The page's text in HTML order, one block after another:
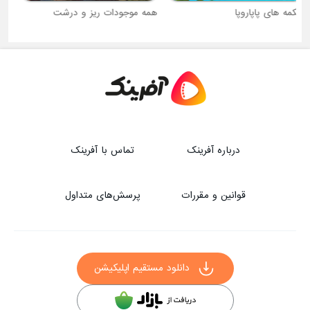
همه موجودات ریز و درشت لاروا معلق
درباره آفرینک تماس با آفرینک
قوانین و مقررات پرسش‌های متداول
دانلود مستقیم اپلیکیشن